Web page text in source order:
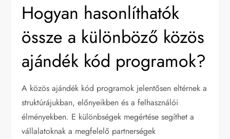
Hogyan hasonlíthatók
össze a különböző közös
ajándék kód programok?
A közös ajándék kód programok jelentősen eltérnek a
struktúrájukban, előnyeikben és a felhasználói
élményekben. E különbségek megértése segíthet a
vállalatoknak a megfelelő partnerségek